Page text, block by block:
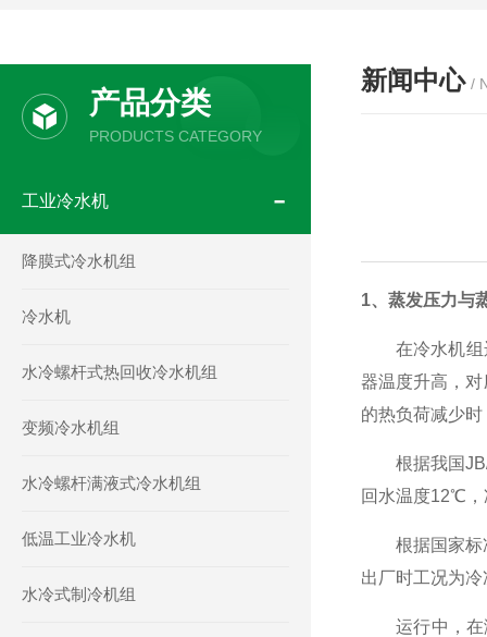
产品分类
PRODUCTS CATEGORY
工业冷水机
降膜式冷水机组
冷水机
水冷螺杆式热回收冷水机组
变频冷水机组
水冷螺杆满液式冷水机组
低温工业冷水机
水冷式制冷机组
新闻中心 /
1、蒸发压力
在冷水机
器温度升高，
的热负荷减少
根据我国JB/
回水温度12℃，
根据国家标准
出厂时工况为
运行中，在满